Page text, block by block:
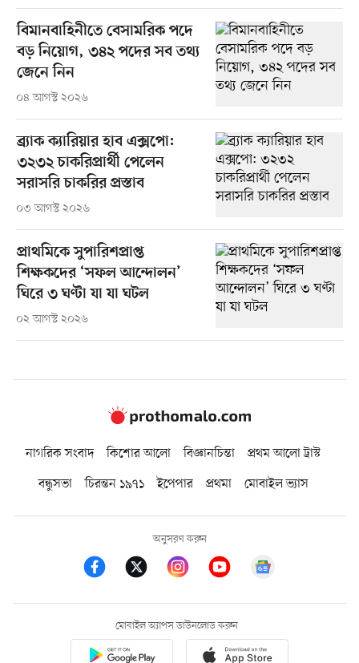
বিমানবাহিনীতে বেসামরিক পদে
বড় নিয়োগ, ৩৪২ পদের সব তথ্য
জেনে নিন
০৪ আগস্ট ২০২৬
ব্র্যাক ক্যারিয়ার হাব এক্সপো:
৩২৩২ চাকরিপ্রার্থী পেলেন
সরাসরি চাকরির প্রস্তাব
০৩ আগস্ট ২০২৬
প্রাথমিকে সুপারিশপ্রাপ্ত
শিক্ষকদের ‘সফল আন্দোলন’
ঘিরে ৩ ঘণ্টা যা যা ঘটল
০২ আগস্ট ২০২৬
নাগরিক সংবাদ কিশোর আলো বিজ্ঞানচিন্তা
প্রথম আলো ট্রাস্ট
বন্ধুসভা
চিরন্তন ১৯৭১ ইপেপার প্রথমা মোবাইল ভ্যাস
অনুসরণ করুন
মোবাইল অ্যাপস ডাউনলোড করুন